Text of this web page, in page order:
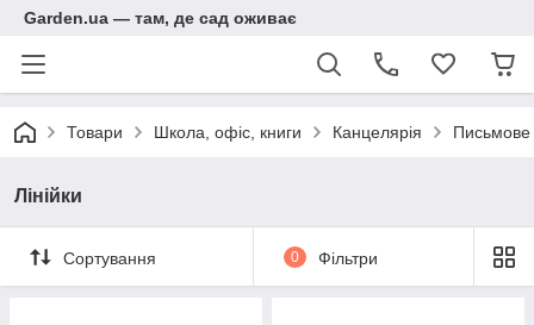
Garden.ua — там, де сад оживає
Товари Школа, офіс, книги Канцелярія
Лінійки
Сортування 0 Фільтри